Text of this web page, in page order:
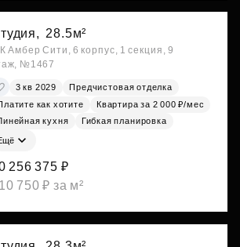
28.5м²
Амбер Сити, 6 корпус, 1 секция, 9
№1467
3 кв 2029
Предчистовая отделка
как хотите
Квартира за 2 000 ₽/мес
кухня
Гибкая планировка
256 375 ₽
750 ₽ за м²